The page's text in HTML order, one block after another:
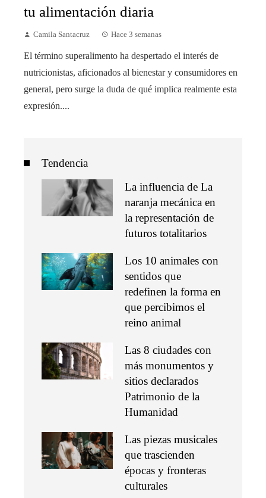
tu alimentación diaria
Camila Santacruz Hace 3 semanas
El término superalimento ha despertado el interés de
nutricionistas, aficionados al bienestar y consumidores en
general, pero surge la duda de qué implica realmente esta
expresión....
Tendencia
La influencia de La
naranja mecánica en
la representación de
futuros totalitarios
Los 10 animales con
sentidos que
redefinen la forma en
que percibimos el
reino animal
Las 8 ciudades con
más monumentos y
sitios declarados
Patrimonio de la
Humanidad
Las piezas musicales
que trascienden
épocas y fronteras
culturales